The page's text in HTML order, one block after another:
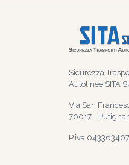
Sicurezza
Autolinee SITA
Via San
70017 -
P.iva